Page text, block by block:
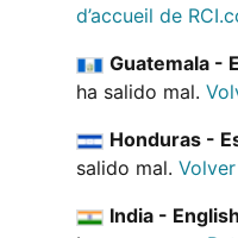
d’accueil de
Guatemala -
ha salido mal.
Honduras -
salido mal.
India -